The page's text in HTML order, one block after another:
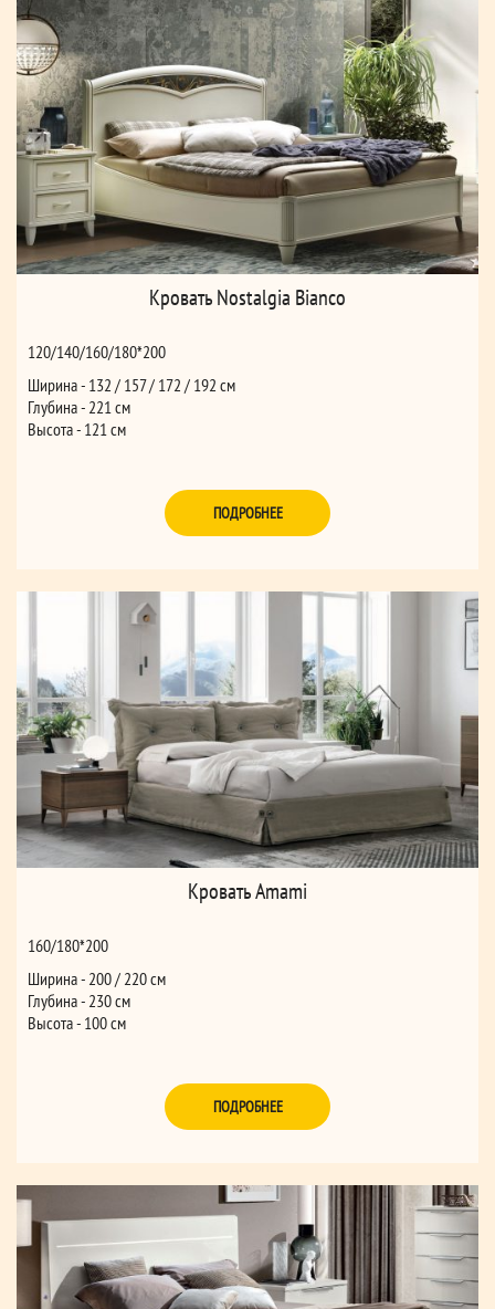
Кровать Nostalgia Bianco
120/140/160/180*200
Ширина - 132 / 157 / 172 / 192 см
Глубина - 221 см
Высота - 121 см
ПОДРОБНЕЕ
Кровать Amami
160/180*200
Ширина - 200 / 220 см
Глубина - 230 см
Высота - 100 см
ПОДРОБНЕЕ